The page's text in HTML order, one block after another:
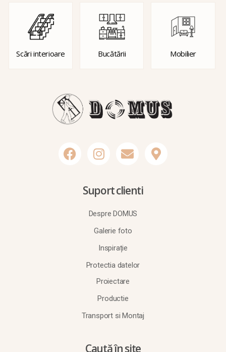
Scări interioare Bucătării Mobilier
Suport clienti
Despre DOMUS
Galerie foto
Inspirație
Protectia datelor
Proiectare
Productie
Transport si Montaj
Caută în site